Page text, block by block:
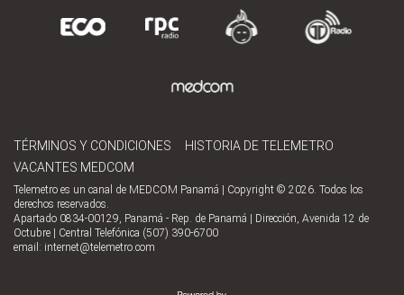
TÉRMINOS Y CONDICIONES
HISTORIA DE TELEMETRO
VACANTES MEDCOM
Telemetro es un canal de MEDCOM Panamá | Copyright © 2026. Todos los
derechos reservados.
Apartado 0834-00129, Panamá - Rep. de Panamá | Dirección, Avenida 12 de
Octubre | Central Telefónica (507) 390-6700
email: internet@telemetro.com